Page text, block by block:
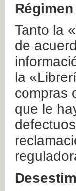
Tanto la
de
la
compras
que le